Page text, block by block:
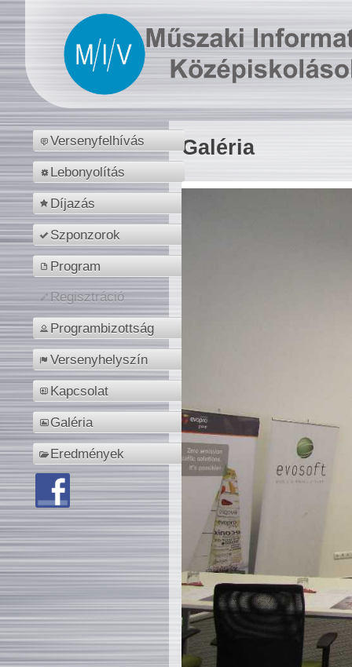
Versenyfelhívás
Lebonyolítás
Díjazás
Szponzorok
Program
Regisztráció
Programbizottság
Versenyhelyszín
Kapcsolat
Galéria
Eredmények
Galéria